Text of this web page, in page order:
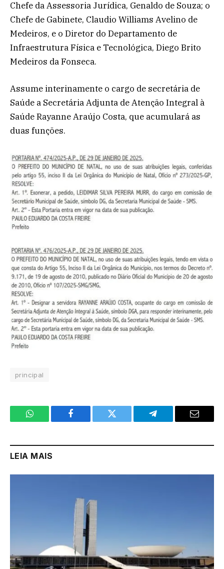
Chefe da Assessoria Jurídica, Genaldo de Souza; o
Chefe de Gabinete, Claudio Williams Avelino de
Medeiros, e o Diretor do Departamento de
Infraestrutura Física e Tecnológica, Diego Brito
Medeiros da Fonseca.
Assume interinamente o cargo de secretária de
Saúde a Secretária Adjunta de Atenção Integral à
Saúde Rayanne Araújo Costa, que acumulará as
duas funções.
principal
WhatsApp Facebook Twitter Telegram Email
LEIA MAIS